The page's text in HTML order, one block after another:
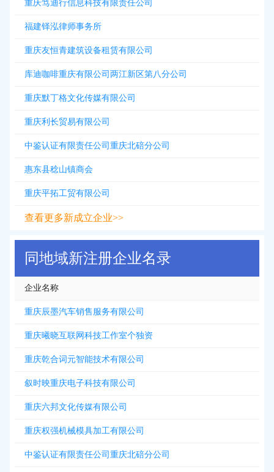
重庆笃迪行信息科技有限责任公司
福建铎泓律师事务所
重庆友恒青建筑设备租赁有限公司
库迪咖啡重庆有限公司两江新区第八分公司
重庆默丁格文化传媒有限公司
重庆利长贸易有限公司
中鉴认证有限责任公司重庆北碚分公司
惠东县稔山镇商会
重庆平拓工贸有限公司
查看更多新成立企业>>
同地域新注册企业名录
企业名称
重庆辰墨汽车销售服务有限公司
重庆曦晓互联网科技工作室个独资
重庆乾合词元智能技术有限公司
叙时映重庆电子科技有限公司
重庆六邦文化传媒有限公司
重庆权强机械模具加工有限公司
中鉴认证有限责任公司重庆北碚分公司